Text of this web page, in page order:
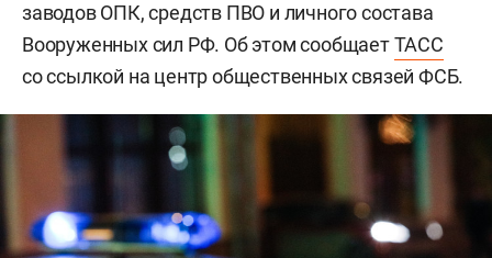
заводов ОПК, средств ПВО и личного состава
Вооруженных сил РФ. Об этом сообщаетТАСС
со ссылкой на центр общественных связей ФСБ.